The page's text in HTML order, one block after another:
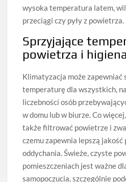
wysoka temperatura latem,
przeciągi czy pyły z powietrza.
Sprzyjające
powietrza i higiena
Klimatyzacja może zapewniać
temperaturę dla wszystkich,
liczebności osób
w domu lub w biurze. Co
także filtrować powietrze i
czemu zapewnia lepszą
oddychania. Świeże, czyste
pomieszczeniach jest ważne
samopoczucia, szczególnie